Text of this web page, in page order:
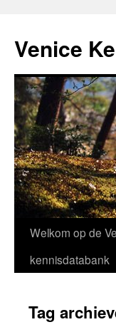
Venice
Ga
naar
inhoud
Welkom op de
kennisdatabank
Tag